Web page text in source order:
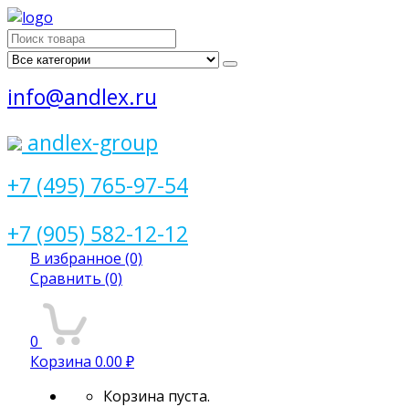
Поиск
для:
info@andlex.ru
andlex-group
+7 (495) 765-97-54
+7 (905) 582-12-12
В избранное (0)
Сравнить (0)
0
Корзина 0.00 ₽
Корзина пуста.